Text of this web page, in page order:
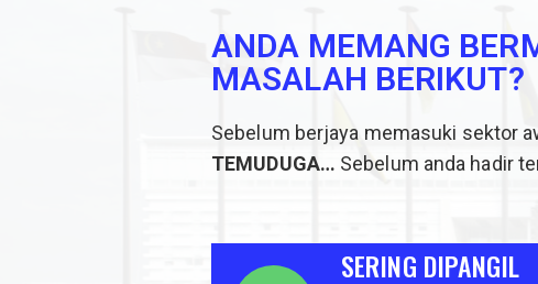
ANDA MEMANG
MASALAH BERIKUT?
Sebelum berjaya memasuki sektor
TEMUDUGA… Sebelum anda hadir
SERING DIPANGIL